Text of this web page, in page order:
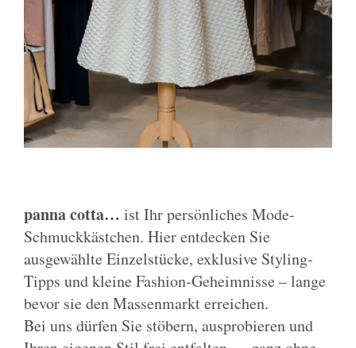
panna cotta… ist Ihr persönliches Mode-
Schmuckkästchen. Hier entdecken Sie
ausgewählte Einzelstücke, exklusive Styling-
Tipps und kleine Fashion-Geheimnisse – lange
bevor sie den Massenmarkt erreichen.
Bei uns dürfen Sie stöbern, ausprobieren und